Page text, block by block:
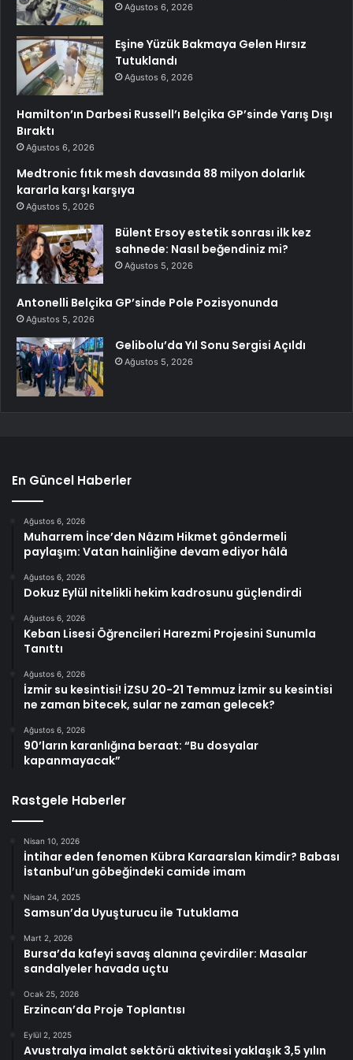
Ağustos 6, 2026
Eşine Yüzük Bakmaya Gelen Hırsız
Tutuklandı
Ağustos 6, 2026
Hamilton’ın Darbesi Russell’ı Belçika GP’sinde Yarış Dışı
Bıraktı
Ağustos 6, 2026
Medtronic fıtık mesh davasında 88 milyon dolarlık
kararla karşı karşıya
Ağustos 5, 2026
Bülent Ersoy estetik sonrası ilk kez
sahnede: Nasıl beğendiniz mi?
Ağustos 5, 2026
Antonelli Belçika GP’sinde Pole Pozisyonunda
Ağustos 5, 2026
Gelibolu’da Yıl Sonu Sergisi Açıldı
Ağustos 5, 2026
En Güncel Haberler
Ağustos 6, 2026
Muharrem İnce’den Nâzım Hikmet göndermeli
paylaşım: Vatan hainliğine devam ediyor hâlâ
Ağustos 6, 2026
Dokuz Eylül nitelikli hekim kadrosunu güçlendirdi
Ağustos 6, 2026
Keban Lisesi Öğrencileri Harezmi Projesini Sunumla
Tanıttı
Ağustos 6, 2026
İzmir su kesintisi! İZSU 20-21 Temmuz İzmir su kesintisi
ne zaman bitecek, sular ne zaman gelecek?
Ağustos 6, 2026
90’ların karanlığına beraat: “Bu dosyalar
kapanmayacak”
Rastgele Haberler
Nisan 10, 2026
İntihar eden fenomen Kübra Karaarslan kimdir? Babası
İstanbul’un göbeğindeki camide imam
Nisan 24, 2025
Samsun’da Uyuşturucu ile Tutuklama
Mart 2, 2026
Bursa’da kafeyi savaş alanına çevirdiler: Masalar
sandalyeler havada uçtu
Ocak 25, 2026
Erzincan’da Proje Toplantısı
Eylül 2, 2025
Avustralya imalat sektörü aktivitesi yaklaşık 3,5 yılın